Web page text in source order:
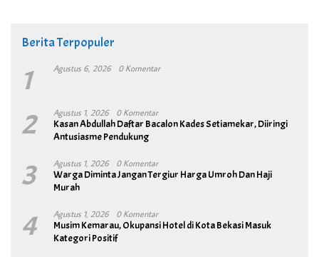
Berita Terpopuler
1 Agustus 6, 2026 0 Komentar
2 Agustus 1, 2026 0 Komentar
Kasan Abdullah Daftar Bacalon Kades Setiamekar, Diiringi
Antusiasme Pendukung
3 Agustus 1, 2026 0 Komentar
Warga Diminta Jangan Tergiur Harga Umroh Dan Haji
Murah
4 Agustus 1, 2026 0 Komentar
Musim Kemarau, Okupansi Hotel di Kota Bekasi Masuk
Kategori Positif